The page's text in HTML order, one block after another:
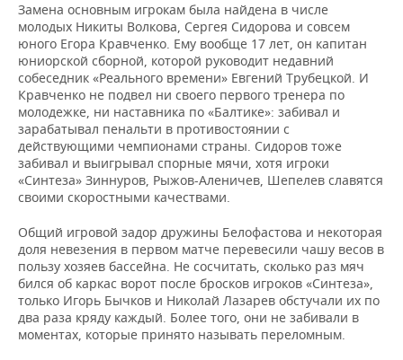
КИБЕРСПОРТ
ФИГУРНОЕ КАТАНИЕ
ВОДНЫЕ ВИДЫ СПОРТА
ХОККЕЙ С МЯЧОМ
КУЛЬТУРА
МЕДИЦИНА
ОБРАЗОВАНИЕ
ПРОИСШЕСТВИЯ
СПИСОК КОМПАНИЙ
Замена основным игрокам была найдена в числе
молодых Никиты Волкова, Сергея Сидорова и совсем
юного Егора Кравченко. Ему вообще 17 лет, он капитан
юниорской сборной, которой руководит недавний
собеседник «Реального времени» Евгений Трубецкой. И
Кравченко не подвел ни своего первого тренера по
молодежке, ни наставника по «Балтике»: забивал и
зарабатывал пенальти в противостоянии с
действующими чемпионами страны. Сидоров тоже
забивал и выигрывал спорные мячи, хотя игроки
«Синтеза» Зиннуров, Рыжов-Аленичев, Шепелев славятся
своими скоростными качествами.
Общий игровой задор дружины Белофастова и некоторая
доля невезения в первом матче перевесили чашу весов в
пользу хозяев бассейна. Не сосчитать, сколько раз мяч
бился об каркас ворот после бросков игроков «Синтеза»,
только Игорь Бычков и Николай Лазарев обстучали их по
два раза кряду каждый. Более того, они не забивали в
моментах, которые принято называть переломным.